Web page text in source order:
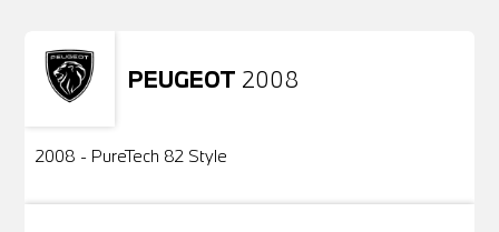
PEUGEOT 2008
Usato
2008 - PureTech 82 Style